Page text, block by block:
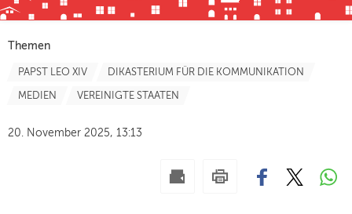
Themen
PAPST LEO XIV DIKASTERIUM FÜR DIE KOMMUNIKATION
MEDIEN VEREINIGTE STAATEN
20. November 2025, 13:13